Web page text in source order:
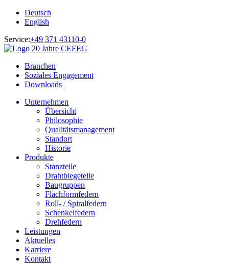
Deutsch
English
Service:+49 371 43110-0
Branchen
Soziales Engagement
Downloads
Unternehmen
Übersicht
Philosophie
Qualitätsmanagement
Standort
Historie
Produkte
Stanzteile
Drahtbiegeteile
Baugruppen
Flachformfedern
Roll- / Spiralfedern
Schenkelfedern
Drehfedern
Leistungen
Aktuelles
Karriere
Kontakt